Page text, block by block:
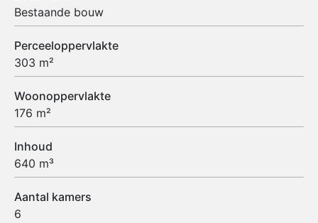
Bestaande bouw
Perceeloppervlakte
303 m²
Woonoppervlakte
176 m²
Inhoud
640 m³
Aantal kamers
6